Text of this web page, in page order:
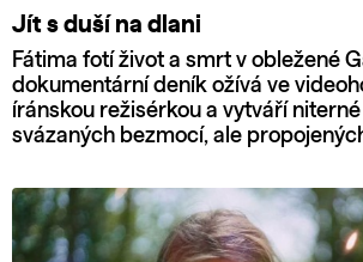
Jít s duší na dlani
Fátima fotí život a smrt v obležené
dokumentární deník ožívá ve
íránskou režisérkou a vytváří
svázaných bezmocí, ale